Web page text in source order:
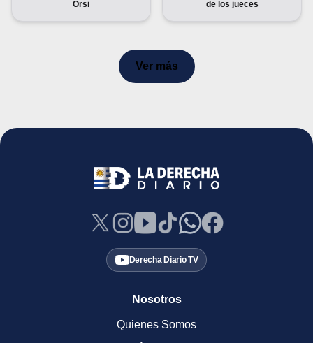
Orsi
de los jueces
Ver más
Derecha Diario TV
Nosotros
Quienes Somos